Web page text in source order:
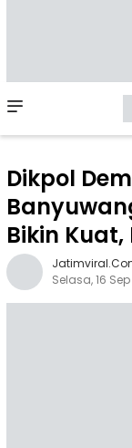
Menu
Dikpol
Bikin
Selasa, 16 Sep